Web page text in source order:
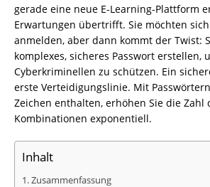
gerade eine neue E-Learning-Plattform
Erwartungen übertrifft. Sie möchten
anmelden, aber dann kommt der Twist:
komplexes, sicheres Passwort erstellen,
Cyberkriminellen zu schützen. Ein
erste Verteidigungslinie. Mit
Zeichen enthalten, erhöhen Sie die Zahl
Kombinationen exponentiell.
Inhalt
Zusammenfassung